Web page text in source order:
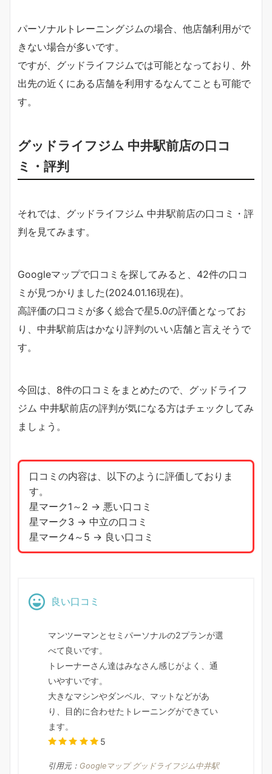
パーソナルトレーニングジムの場合、他店舗利用がで
きない場合が多いです。
ですが、グッドライフジムでは可能となっており、外
出先の近くにある店舗を利用するなんてことも可能で
す。
グッドライフジム 中井駅前店の口コ
ミ・評判
それでは、グッドライフジム 中井駅前店の口コミ・評
判を見てみます。
Googleマップで口コミを探してみると、42件の口コ
ミが見つかりました(2024.01.16現在)。
高評価の口コミが多く総合で星5.0の評価となってお
り、中井駅前店はかなり評判のいい店舗と言えそうで
す。
今回は、8件の口コミをまとめたので、グッドライフ
ジム 中井駅前店の評判が気になる方はチェックしてみ
ましょう。
口コミの内容は、以下のように評価しておりま
す。
星マーク1～2 → 悪い口コミ
星マーク3 → 中立の口コミ
星マーク4～5 → 良い口コミ
良い口コミ
マンツーマンとセミパーソナルの2プランが選
べて良いです。
トレーナーさん達はみなさん感じがよく、通
いやすいです。
大きなマシンやダンベル、マットなどがあ
り、目的に合わせたトレーニングができてい
ます。
5
引用元： Googleマップ グッドライフジム中井駅